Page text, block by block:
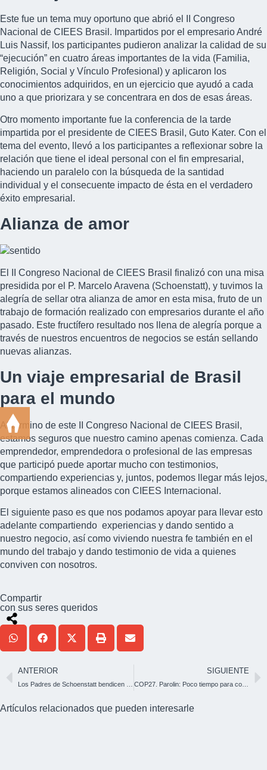
Este fue un tema muy oportuno que abrió el II Congreso
Nacional de CIEES Brasil. Impartidos por el empresario André
Luis Nassif, los participantes pudieron analizar la calidad de su
“ejecución” en cuatro áreas importantes de la vida (Familia,
Religión, Social y Vínculo Profesional) y aplicaron los
conocimientos adquiridos, en un ejercicio que ayudó a cada
uno a que priorizara y se concentrara en dos de esas áreas.
Otro momento importante fue la conferencia de la tarde
impartida por el presidente de CIEES Brasil, Guto Kater. Con el
tema del evento, llevó a los participantes a reflexionar sobre la
relación que tiene el ideal personal con el fin empresarial,
haciendo un paralelo con la búsqueda de la santidad
individual y el consecuente impacto de ésta en el verdadero
éxito empresarial.
Alianza de amor
El II Congreso Nacional de CIEES Brasil finalizó con una misa
presidida por el P. Marcelo Aravena (Schoenstatt), y tuvimos la
alegría de sellar otra alianza de amor en esta misa, fruto de un
trabajo de formación realizado con empresarios durante el año
pasado. Este fructífero resultado nos llena de alegría porque a
través de nuestros encuentros de negocios se están sellando
nuevas alianzas.
Un viaje empresarial de Brasil
para el mundo
Al término de este II Congreso Nacional de CIEES Brasil,
estamos seguros que nuestro camino apenas comienza. Cada
emprendedor, emprendedora o profesional de las empresas
que participó puede aportar mucho con testimonios,
compartiendo experiencias y, juntos, podemos llegar más lejos,
porque estamos alineados con CIEES Internacional.
El siguiente paso es que nos podamos apoyar para llevar esto
adelante compartiendo experiencias y dando sentido a
nuestro negocio, así como viviendo nuestra fe también en el
mundo del trabajo y dando testimonio de vida a quienes
conviven con nosotros.
Compartir
con sus seres queridos
ANTERIOR SIGUIENTE
COP27. Parolin: Poco tiempo para corregir el rumbo, no desperdiciar esta oportunidad
Artículos relacionados que pueden interesarle